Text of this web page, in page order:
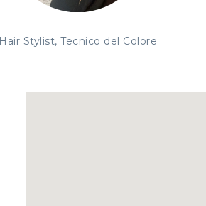
Hair Stylist, Tecnico del Colore